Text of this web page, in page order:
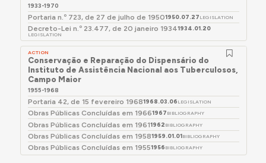
1933-1970
Portaria n.º 723, de 27 de julho de 19501950.07.27 LEGISLATION
Decreto-Lei n.º 23.477, de 20 janeiro 19341934.01.20
LEGISLATION
ACTION
Conservação e Reparação do Dispensário do
Instituto de Assistência Nacional aos Tuberculosos,
Campo Maior
1955-1968
Portaria 42, de 15 fevereiro 19681968.03.06 LEGISLATION
Obras Públicas Concluídas em 19661967 BIBLIOGRAPHY
Obras Públicas Concluídas em 19611962 BIBLIOGRAPHY
Obras Públicas Concluídas em 19581959.01.01BIBLIOGRAPHY
Obras Públicas Concluídas em 19551956 BIBLIOGRAPHY